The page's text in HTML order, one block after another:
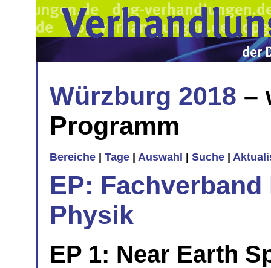
Würzburg 2018 –
Programm
Bereiche Tage Auswahl Suche
EP:
Physik
EP 1: Near Earth